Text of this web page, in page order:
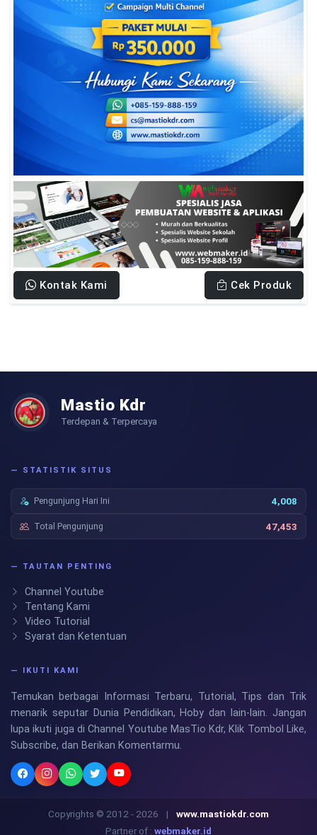
Kontak Kami Cek Produk
Mastio Kdr
Terdepan & Terpercaya
— STATISTIK SITUS
Pengunjung Hari Ini 4,008
Total Pengunjung 47,453
— TAUTAN PENTING
Channel Youtube
Tentang Kami
Video Tutorial
Syarat dan Ketentuan
— IKUTI KAMI
Temukan berbagai Informasi Terbaru, Tutorial, Tips dan Trik
menarik seputar Dunia Pendidikan, Hoby dan lain-lain. Jangan
lupa ikuti juga di Channel Youtube MasTio Kdr, Klik Tombol Like,
Subscribe, dan Berikan Komentarmu.
Copyrights © 2012 - 2026 |
www.mastiokdr.com
Partner of : webmaker.id